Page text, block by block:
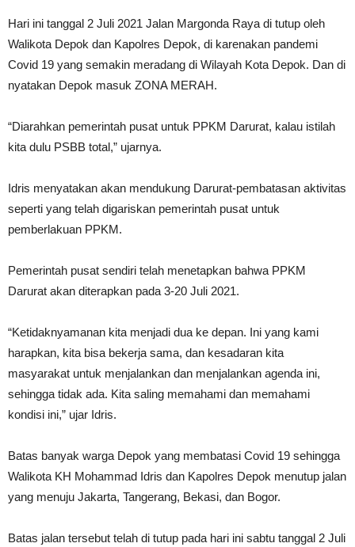
Hari ini tanggal 2 Juli 2021 Jalan Margonda Raya di tutup oleh
Walikota Depok dan Kapolres Depok, di karenakan pandemi
Covid 19 yang semakin meradang di Wilayah Kota Depok. Dan di
nyatakan Depok masuk ZONA MERAH.
“Diarahkan pemerintah pusat untuk PPKM Darurat, kalau istilah
kita dulu PSBB total,” ujarnya.
Idris menyatakan akan mendukung Darurat-pembatasan aktivitas
seperti yang telah digariskan pemerintah pusat untuk
pemberlakuan PPKM.
Pemerintah pusat sendiri telah menetapkan bahwa PPKM
Darurat akan diterapkan pada 3-20 Juli 2021.
“Ketidaknyamanan kita menjadi dua ke depan. Ini yang kami
harapkan, kita bisa bekerja sama, dan kesadaran kita
masyarakat untuk menjalankan dan menjalankan agenda ini,
sehingga tidak ada. Kita saling memahami dan memahami
kondisi ini,” ujar Idris.
Batas banyak warga Depok yang membatasi Covid 19 sehingga
Walikota KH Mohammad Idris dan Kapolres Depok menutup jalan
yang menuju Jakarta, Tangerang, Bekasi, dan Bogor.
Batas jalan tersebut telah di tutup pada hari ini sabtu tanggal 2 Juli